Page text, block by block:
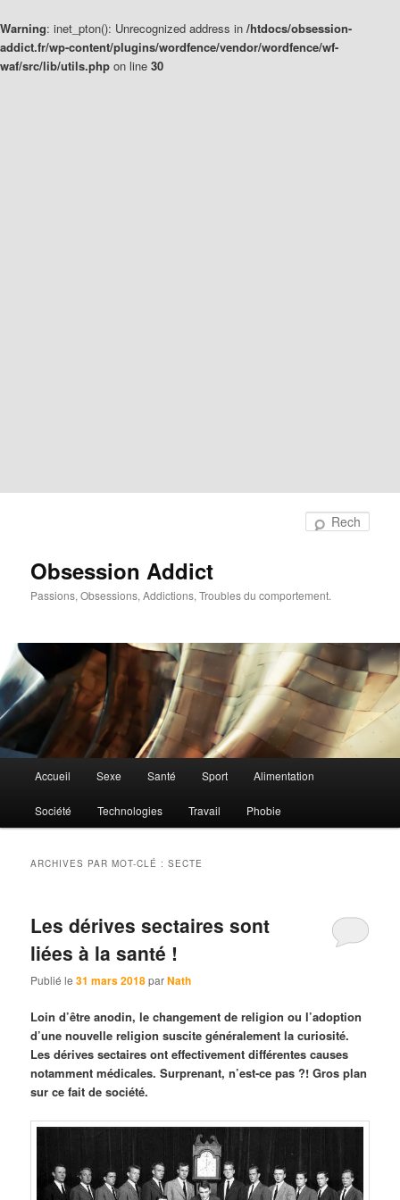
Warning: inet_pton(): Unrecognized address in /htdocs/obsession-
addict.fr/wp-content/plugins/wordfence/vendor/wordfence/wf-
waf/src/lib/utils.php on line 30
Obsession Addict
Passions, Obsessions, Addictions, Troubles du comportement.
principal
Accueil Sexe Santé Sport Alimentation
Société Technologies Travail Phobie
ARCHIVES PAR MOT-CLÉ :SECTE
Les dérives sectaires sont
liées à la santé !
Publié le31 mars 2018parNath
Loin d’être anodin, le changement de religion ou l’adoption
d’une nouvelle religion suscite généralement la curiosité.
Les dérives sectaires ont effectivement différentes causes
notamment médicales. Surprenant, n’est-ce pas ?! Gros plan
sur ce fait de société.